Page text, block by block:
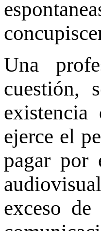
Una
cuestión,
ejerce el
pagar por
exceso